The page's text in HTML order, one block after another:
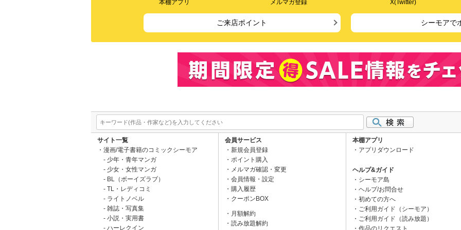
本棚アプリ メルマガ登録 X(Twitter)
ご来店ポイント シーモアで
サイト一覧
漫画/電子書籍のコミックシーモア
少年・青年マンガ
少女・女性マンガ
BL（ボーイズラブ）
TL・レディコミ
ライトノベル
雑誌・写真集
小説・実用書
ハーレクイン
会員サービス
新規会員登録
ポイント購入
メルマガ確認・変更
会員情報・設定
購入履歴
クーポンBOX
月額解約
読み放題解約
本棚アプリ
アプリダウンロード
ヘルプ&ガイド
シーモア島
ヘルプ/お問合せ
初めての方へ
ご利用ガイド（シーモア）
ご利用ガイド（読み放題）
作品のリクエスト